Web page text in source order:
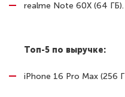
realme Note 60X (64 ГБ).
Топ-5 по выручке:
iPhone 16 Pro Max (256